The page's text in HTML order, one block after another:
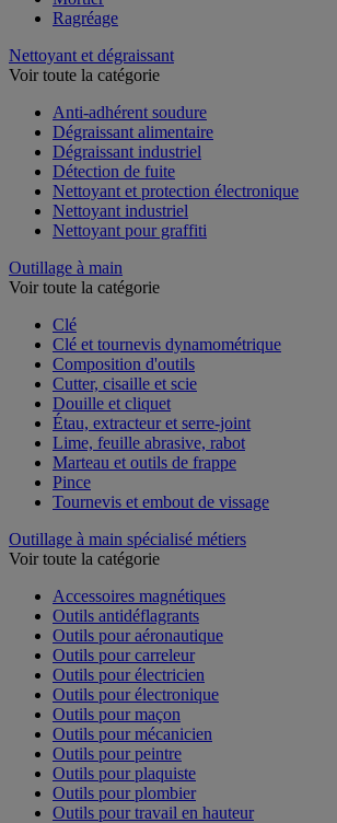
Ragréage
Nettoyant et dégraissant
Voir toute la catégorie
Anti-adhérent soudure
Dégraissant alimentaire
Dégraissant industriel
Détection de fuite
Nettoyant et protection électronique
Nettoyant industriel
Nettoyant pour graffiti
Outillage à main
Voir toute la catégorie
Clé
Clé et tournevis dynamométrique
Composition d'outils
Cutter, cisaille et scie
Douille et cliquet
Étau, extracteur et serre-joint
Lime, feuille abrasive, rabot
Marteau et outils de frappe
Pince
Tournevis et embout de vissage
Outillage à main spécialisé métiers
Voir toute la catégorie
Accessoires magnétiques
Outils antidéflagrants
Outils pour aéronautique
Outils pour carreleur
Outils pour électricien
Outils pour électronique
Outils pour maçon
Outils pour mécanicien
Outils pour peintre
Outils pour plaquiste
Outils pour plombier
Outils pour travail en hauteur